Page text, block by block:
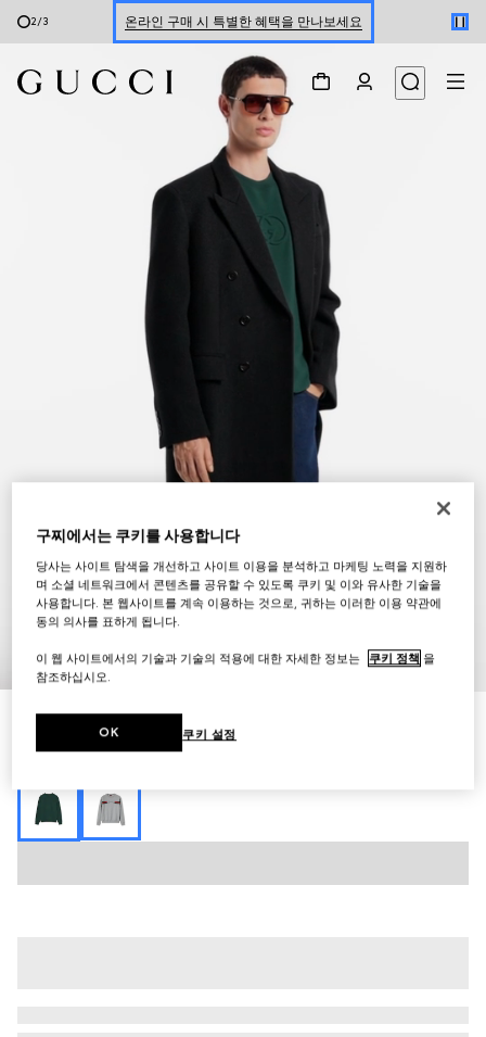
2/3 온라인 구매 시 특별한 혜택을 만나보세요
신세계 강남 팝업 스토어 예약하기 7/30-8/9
한정 기간 만나보는 장기 무이자 할부 서비스
7
₩1,620,000
구찌에서는 쿠키를 사용합니다
당사는 사이트 탐색을 개선하고 사이트 이용을 분석하고 마케팅 노력을 지원하
며 소셜 네트워크에서 콘텐츠를 공유할 수 있도록 쿠키 및 이와 유사한 기술을
사용합니다. 본 웹사이트를 계속 이용하는 것으로, 귀하는 이러한 이용 약관에
동의 의사를 표하게 됩니다.
이 웹 사이트에서의 기술과 기술의 적용에 대한 자세한 정보는 쿠키 정책 을
참조하십시오.
쿠키 설정
OK